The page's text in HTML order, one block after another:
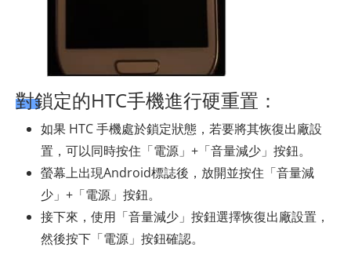
對鎖定的HTC手機進行硬重置：
如果 HTC 手機處於鎖定狀態，若要將其恢復出廠設
置，可以同時按住「電源」+「音量減少」按鈕。
螢幕上出現Android標誌後，放開並按住「音量減
少」+「電源」按鈕。
接下來，使用「音量減少」按鈕選擇恢復出廠設置，
然後按下「電源」按鈕確認。